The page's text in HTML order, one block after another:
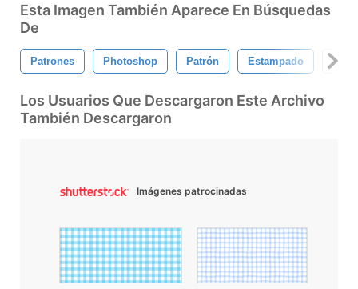
Esta Imagen También Aparece En Búsquedas
De
Patrones Photoshop Patrón Estampado Sin
Los Usuarios Que Descargaron Este Archivo
También Descargaron
Imágenes patrocinadas